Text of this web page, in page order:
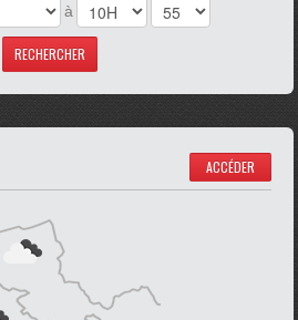
à
ACCÉDER